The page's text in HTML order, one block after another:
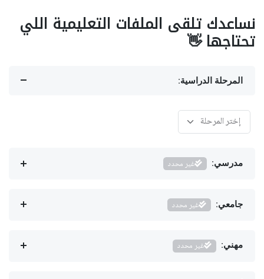
نساعدك تلقى الملفات التعليمية اللي
تحتاجها 👋
المرحلة الدراسية:
مدرسي: غير محدد
جامعي: غير محدد
مهني: غير محدد